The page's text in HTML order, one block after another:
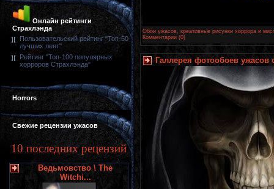
Онлайн рейтинги
Страхлэнда
Пользовательский рейтинг "Топ-50
лучших лент"
Рейтинг "Топ-100 популярных
хорроров Страхлэнда"
Horrors
Свежие рецензии ужасов
10 последних рецензий
Ведьмовство \ The
Witchi...
Обои ужасов, креативные рисунки хоррора и
Комментарии (0)
Галлерея фотообоев ужасов